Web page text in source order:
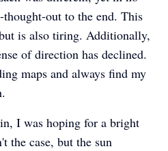
thought-out to the end. This
is also tiring. Additionally,
of direction has declined.
maps and always find my
I was hoping for a bright
the case, but the sun